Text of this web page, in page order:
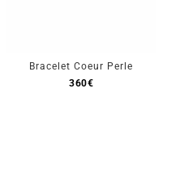
Bracelet Coeur Perle
360€